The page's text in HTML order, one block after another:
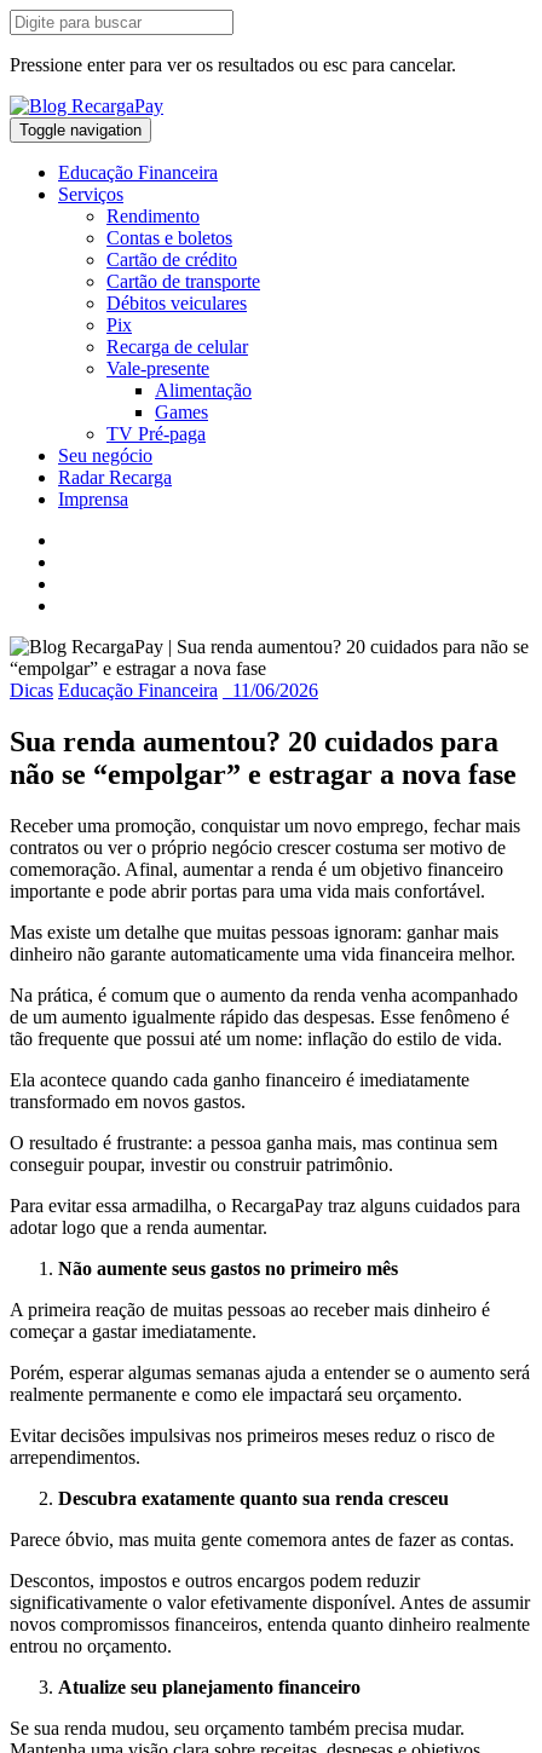
Pressione enter para ver os resultados ou esc para cancelar.
Toggle navigation
Educação Financeira
Serviços
Rendimento
Contas e boletos
Cartão de crédito
Cartão de transporte
Débitos veiculares
Pix
Recarga de celular
Vale-presente
Alimentação
Games
TV Pré-paga
Seu negócio
Radar Recarga
Imprensa
Dicas Educação Financeira 11/06/2026
Sua renda aumentou? 20 cuidados para
não se “empolgar” e estragar a nova fase
Receber uma promoção, conquistar um novo emprego, fechar mais
contratos ou ver o próprio negócio crescer costuma ser motivo de
comemoração. Afinal, aumentar a renda é um objetivo financeiro
importante e pode abrir portas para uma vida mais confortável.
Mas existe um detalhe que muitas pessoas ignoram: ganhar mais
dinheiro não garante automaticamente uma vida financeira melhor.
Na prática, é comum que o aumento da renda venha acompanhado
de um aumento igualmente rápido das despesas. Esse fenômeno é
tão frequente que possui até um nome: inflação do estilo de vida.
Ela acontece quando cada ganho financeiro é imediatamente
transformado em novos gastos.
O resultado é frustrante: a pessoa ganha mais, mas continua sem
conseguir poupar, investir ou construir patrimônio.
Para evitar essa armadilha, o RecargaPay traz alguns cuidados para
adotar logo que a renda aumentar.
Não aumente seus gastos no primeiro mês
A primeira reação de muitas pessoas ao receber mais dinheiro é
começar a gastar imediatamente.
Porém, esperar algumas semanas ajuda a entender se o aumento será
realmente permanente e como ele impactará seu orçamento.
Evitar decisões impulsivas nos primeiros meses reduz o risco de
arrependimentos.
Descubra exatamente quanto sua renda cresceu
Parece óbvio, mas muita gente comemora antes de fazer as contas.
Descontos, impostos e outros encargos podem reduzir
significativamente o valor efetivamente disponível. Antes de assumir
novos compromissos financeiros, entenda quanto dinheiro realmente
entrou no orçamento.
Atualize seu planejamento financeiro
Se sua renda mudou, seu orçamento também precisa mudar.